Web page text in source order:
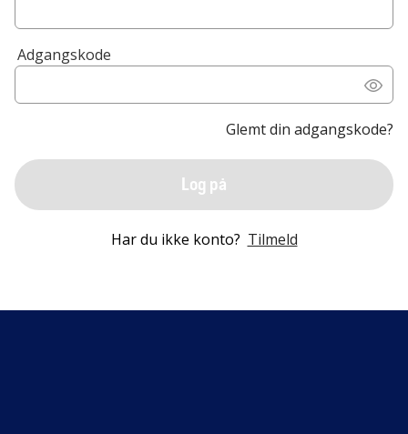
Adgangskode
Glemt din adgangskode?
Log på
Har du ikke konto? Tilmeld